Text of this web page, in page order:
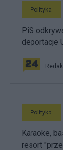
Polityka
PiS
deportacje
Polityka
Karaoke,
resort